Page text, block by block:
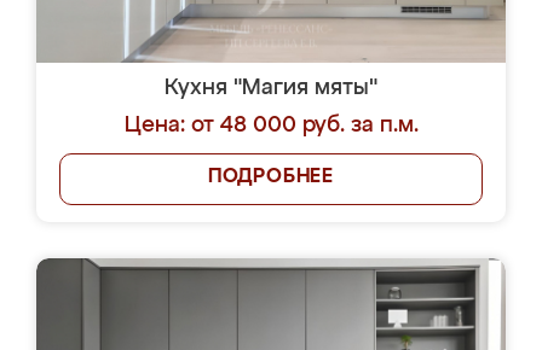
Кухня "Магия мяты"
Цена: от 48 000 руб. за п.м.
ПОДРОБНЕЕ